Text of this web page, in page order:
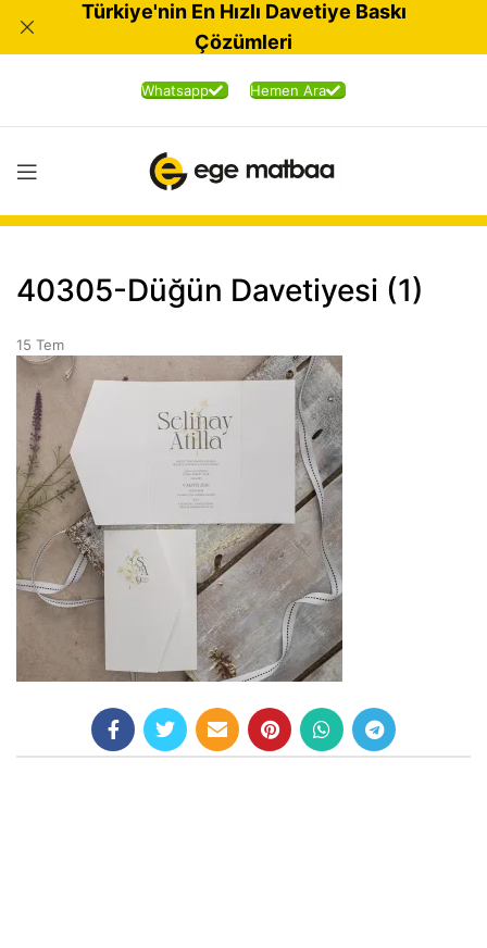
Whatsapp Hemen Ara
40305-Düğün Davetiyesi (1)
15 Tem
Türkiye'nin En Hızlı Davetiye Baskı
Çözümleri